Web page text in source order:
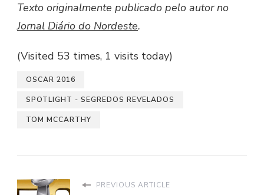
Texto originalmente publicado pelo autor no
Jornal Diário do Nordeste.
(Visited 53 times, 1 visits today)
OSCAR 2016
SPOTLIGHT - SEGREDOS REVELADOS
TOM MCCARTHY
PREVIOUS ARTICLE